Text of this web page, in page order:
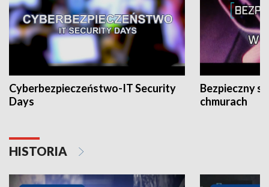
Cyberbezpieczeństwo-IT Security
Days
Bezpieczny
chmurach
HISTORIA